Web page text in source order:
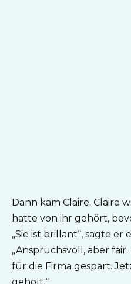
Dann kam Claire. Claire
hatte von ihr gehört,
„Sie ist brillant“, sagte er
„Anspruchsvoll, aber
für die Firma gespart.